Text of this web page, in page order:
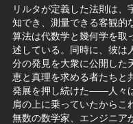
リルタが定義した法則は
知でき、測量できる客観的
算法は代数学と幾何学を取
述している。同時に、彼は
分の発見を大衆に公開した
恵と真理を求める者たちと
発展を押し続けた——人々
肩の上に乗っていたからこ
無数の数学家、エンジニア